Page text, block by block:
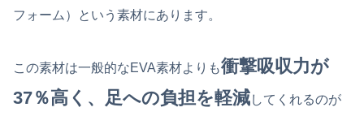
フォーム）という素材にあります。
この素材は一般的なEVA素材よりも衝撃吸収力が
37％高く、足への負担を軽減してくれるのが